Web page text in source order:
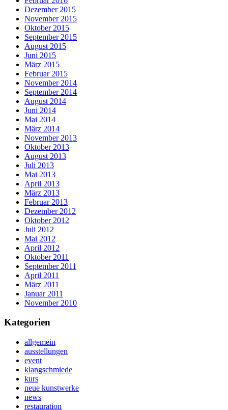
Dezember 2015
November 2015
Oktober 2015
September 2015
August 2015
Juni 2015
März 2015
Februar 2015
November 2014
September 2014
August 2014
Juni 2014
Mai 2014
März 2014
November 2013
Oktober 2013
August 2013
Juli 2013
Mai 2013
April 2013
März 2013
Februar 2013
Dezember 2012
Oktober 2012
Juli 2012
Mai 2012
April 2012
Oktober 2011
September 2011
April 2011
März 2011
Januar 2011
November 2010
Kategorien
allgemein
ausstellungen
event
klangschmiede
kurs
neue kunstwerke
news
restauration